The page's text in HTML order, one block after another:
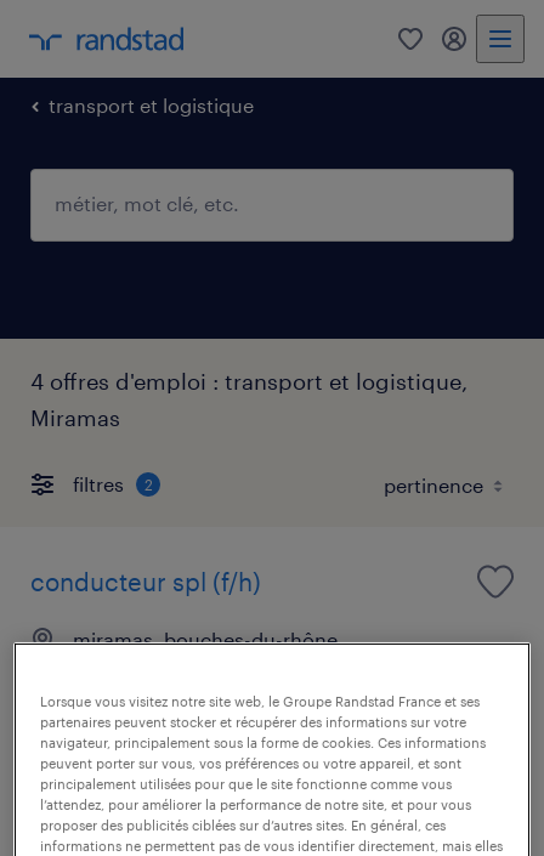
0 mon
transport et logistique
4 offres d'emploi : transport et logistique,
Miramas
filtres 2
conducteur spl (f/h)
miramas, bouches-du-rhône
12,38 € par heure
publié le 28 juillet 2026
Lorsque vous visitez notre site web, le Groupe Randstad France et ses
partenaires peuvent stocker et récupérer des informations sur votre
navigateur, principalement sous la forme de cookies. Ces informations
peuvent porter sur vous, vos préférences ou votre appareil, et sont
principalement utilisées pour que le site fonctionne comme vous
l’attendez, pour améliorer la performance de notre site, et pour vous
proposer des publicités ciblées sur d’autres sites. En général, ces
informations ne permettent pas de vous identifier directement, mais elles